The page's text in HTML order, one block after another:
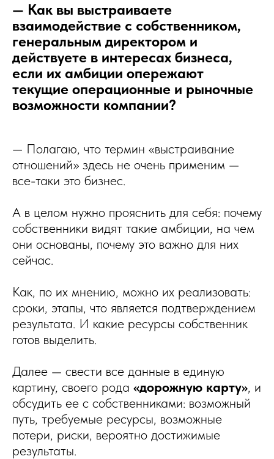
— Как вы выстраиваете
взаимодействие с собственником,
генеральным директором и
действуете в интересах бизнеса,
если их амбиции опережают
текущие операционные и рыночные
возможности компании?
— Полагаю, что термин «выстраивание
отношений» здесь не очень применим —
все-таки это бизнес.
А в целом нужно прояснить для себя: почему
собственники видят такие амбиции, на чем
они основаны, почему это важно для них
сейчас.
Как, по их мнению, можно их реализовать:
сроки, этапы, что является подтверждением
результата. И какие ресурсы собственник
готов выделить.
Далее — свести все данные в единую
картину, своего рода «дорожную карту», и
обсудить ее с собственниками: возможный
путь, требуемые ресурсы, возможные
потери, риски, вероятно достижимые
результаты.